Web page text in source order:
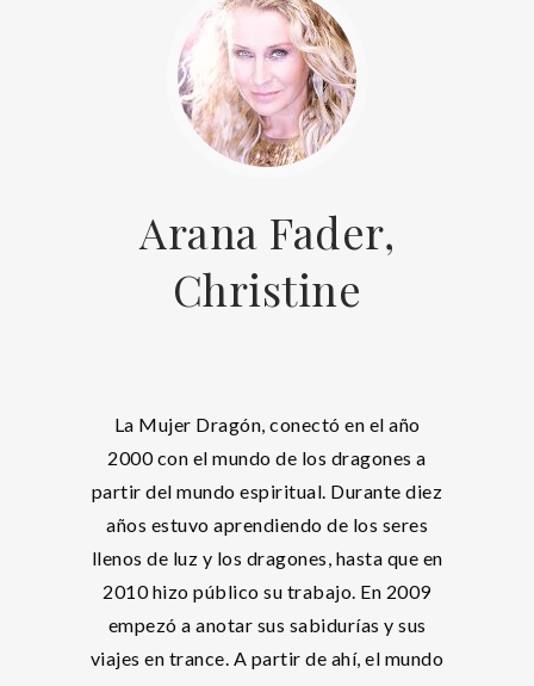
Arana Fader,
Christine
La Mujer Dragón, conectó en el año
2000 con el mundo de los dragones a
partir del mundo espiritual. Durante diez
años estuvo aprendiendo de los seres
llenos de luz y los dragones, hasta que en
2010 hizo público su trabajo. En 2009
empezó a anotar sus sabidurías y sus
viajes en trance. A partir de ahí, el mundo